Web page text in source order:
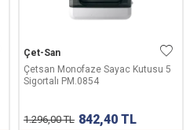
Çet-San
Çetsan Monofaze Sayac Kutusu 5
Sigortalı PM.0854
1.296,00TL 842,40 TL